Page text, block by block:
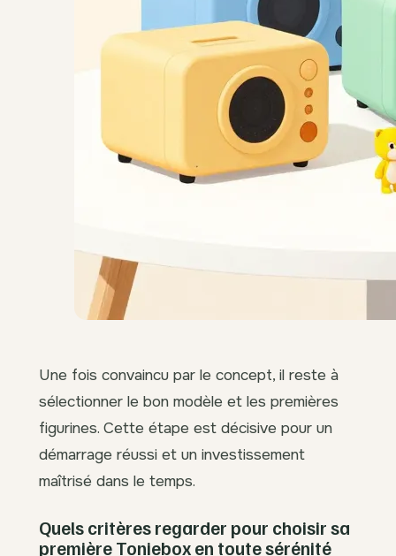
Une fois convaincu par le concept, il reste à
sélectionner le bon modèle et les premières
figurines. Cette étape est décisive pour un
démarrage réussi et un investissement
maîtrisé dans le temps.
Quels critères regarder pour choisir sa
première Toniebox en toute sérénité